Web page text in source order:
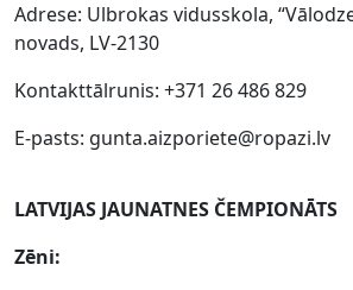
Adrese: Ulbrokas vidusskola,
novads, LV-2130
Kontakttālrunis: +371 26 486 829
E-pasts: gunta.aizporiete@ropazi.lv
LATVIJAS JAUNATNES ČEMPIONĀTS
Zēni: